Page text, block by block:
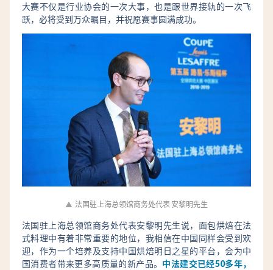
大赛不仅是行业协会的一次大事，也是跟世界接轨的一次飞
跃，必将受到万众瞩目，并祝愿赛事圆满成功。
▲ 法国驻上海总领馆商务处代表 安黎明先生
法国驻上海总领馆商务处代表安黎明先生说，面包烘焙在法
式料理中有着非常重要的地位，我相信在中国同样会受到欢
迎，作为一个培养及支持中国烘焙明日之星的平台，会为中
国消费者带来更多高质量的新产品。 中法建交已经50多年，